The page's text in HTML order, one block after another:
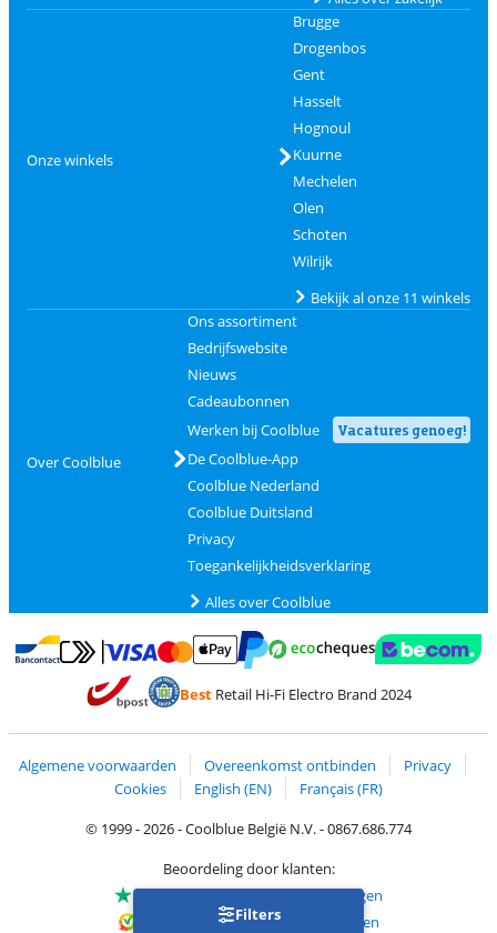
Filters
Onze winkels
Brugge
Drogenbos
Gent
Hasselt
Hognoul
Kuurne
Mechelen
Olen
Schoten
Wilrijk
Bekijk al onze 11 winkels
Over Coolblue
Ons assortiment
Bedrijfswebsite
Nieuws
Cadeaubonnen
Werken bij Coolblue
Vacatures genoeg!
De Coolblue-App
Coolblue Nederland
Coolblue Duitsland
Privacy
Toegankelijkheidsverklaring
Alles over Coolblue
Betalen met Bancontact
Betalen met MasterCard en Visa via ClickToPay
Betalen met PayPal
BestRetail Hi-Fi Electro Brand 2024
Algemene voorwaarden Overeenkomst ontbinden
Privacy
Cookies
English (EN)
Français (FR)
© 1999 - 2026 - Coolblue België N.V. - 0867.686.774
Beoordeling door klanten:
Trustpilot 4/5-75.155 beoordelingen
Kiyoh 9.1/10-68.721 beoordelingen